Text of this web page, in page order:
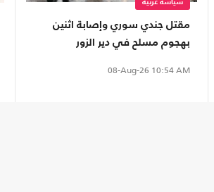
سياسة عربية
مقتل جندي سوري وإصابة اثنين
بهجوم مسلح في دير الزور
08-Aug-26 10:54 AM